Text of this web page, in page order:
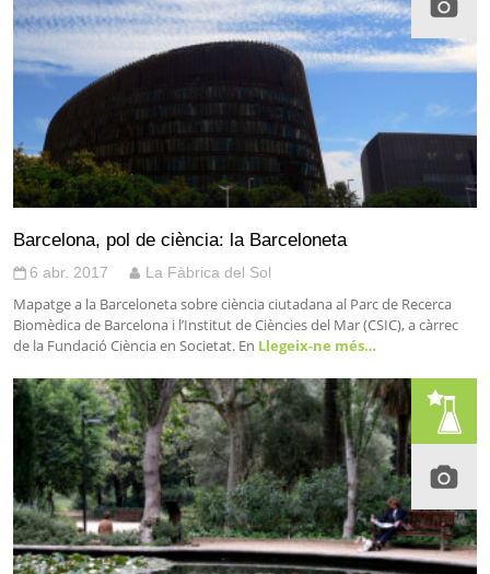
Barcelona, pol de ciència: la Barceloneta
6 abr. 2017 La Fàbrica del Sol
Mapatge a la Barceloneta sobre ciència ciutadana al Parc de Recerca
Biomèdica de Barcelona i l’Institut de Ciències del Mar (CSIC), a càrrec
de la Fundació Ciència en Societat. En Llegeix-ne més…